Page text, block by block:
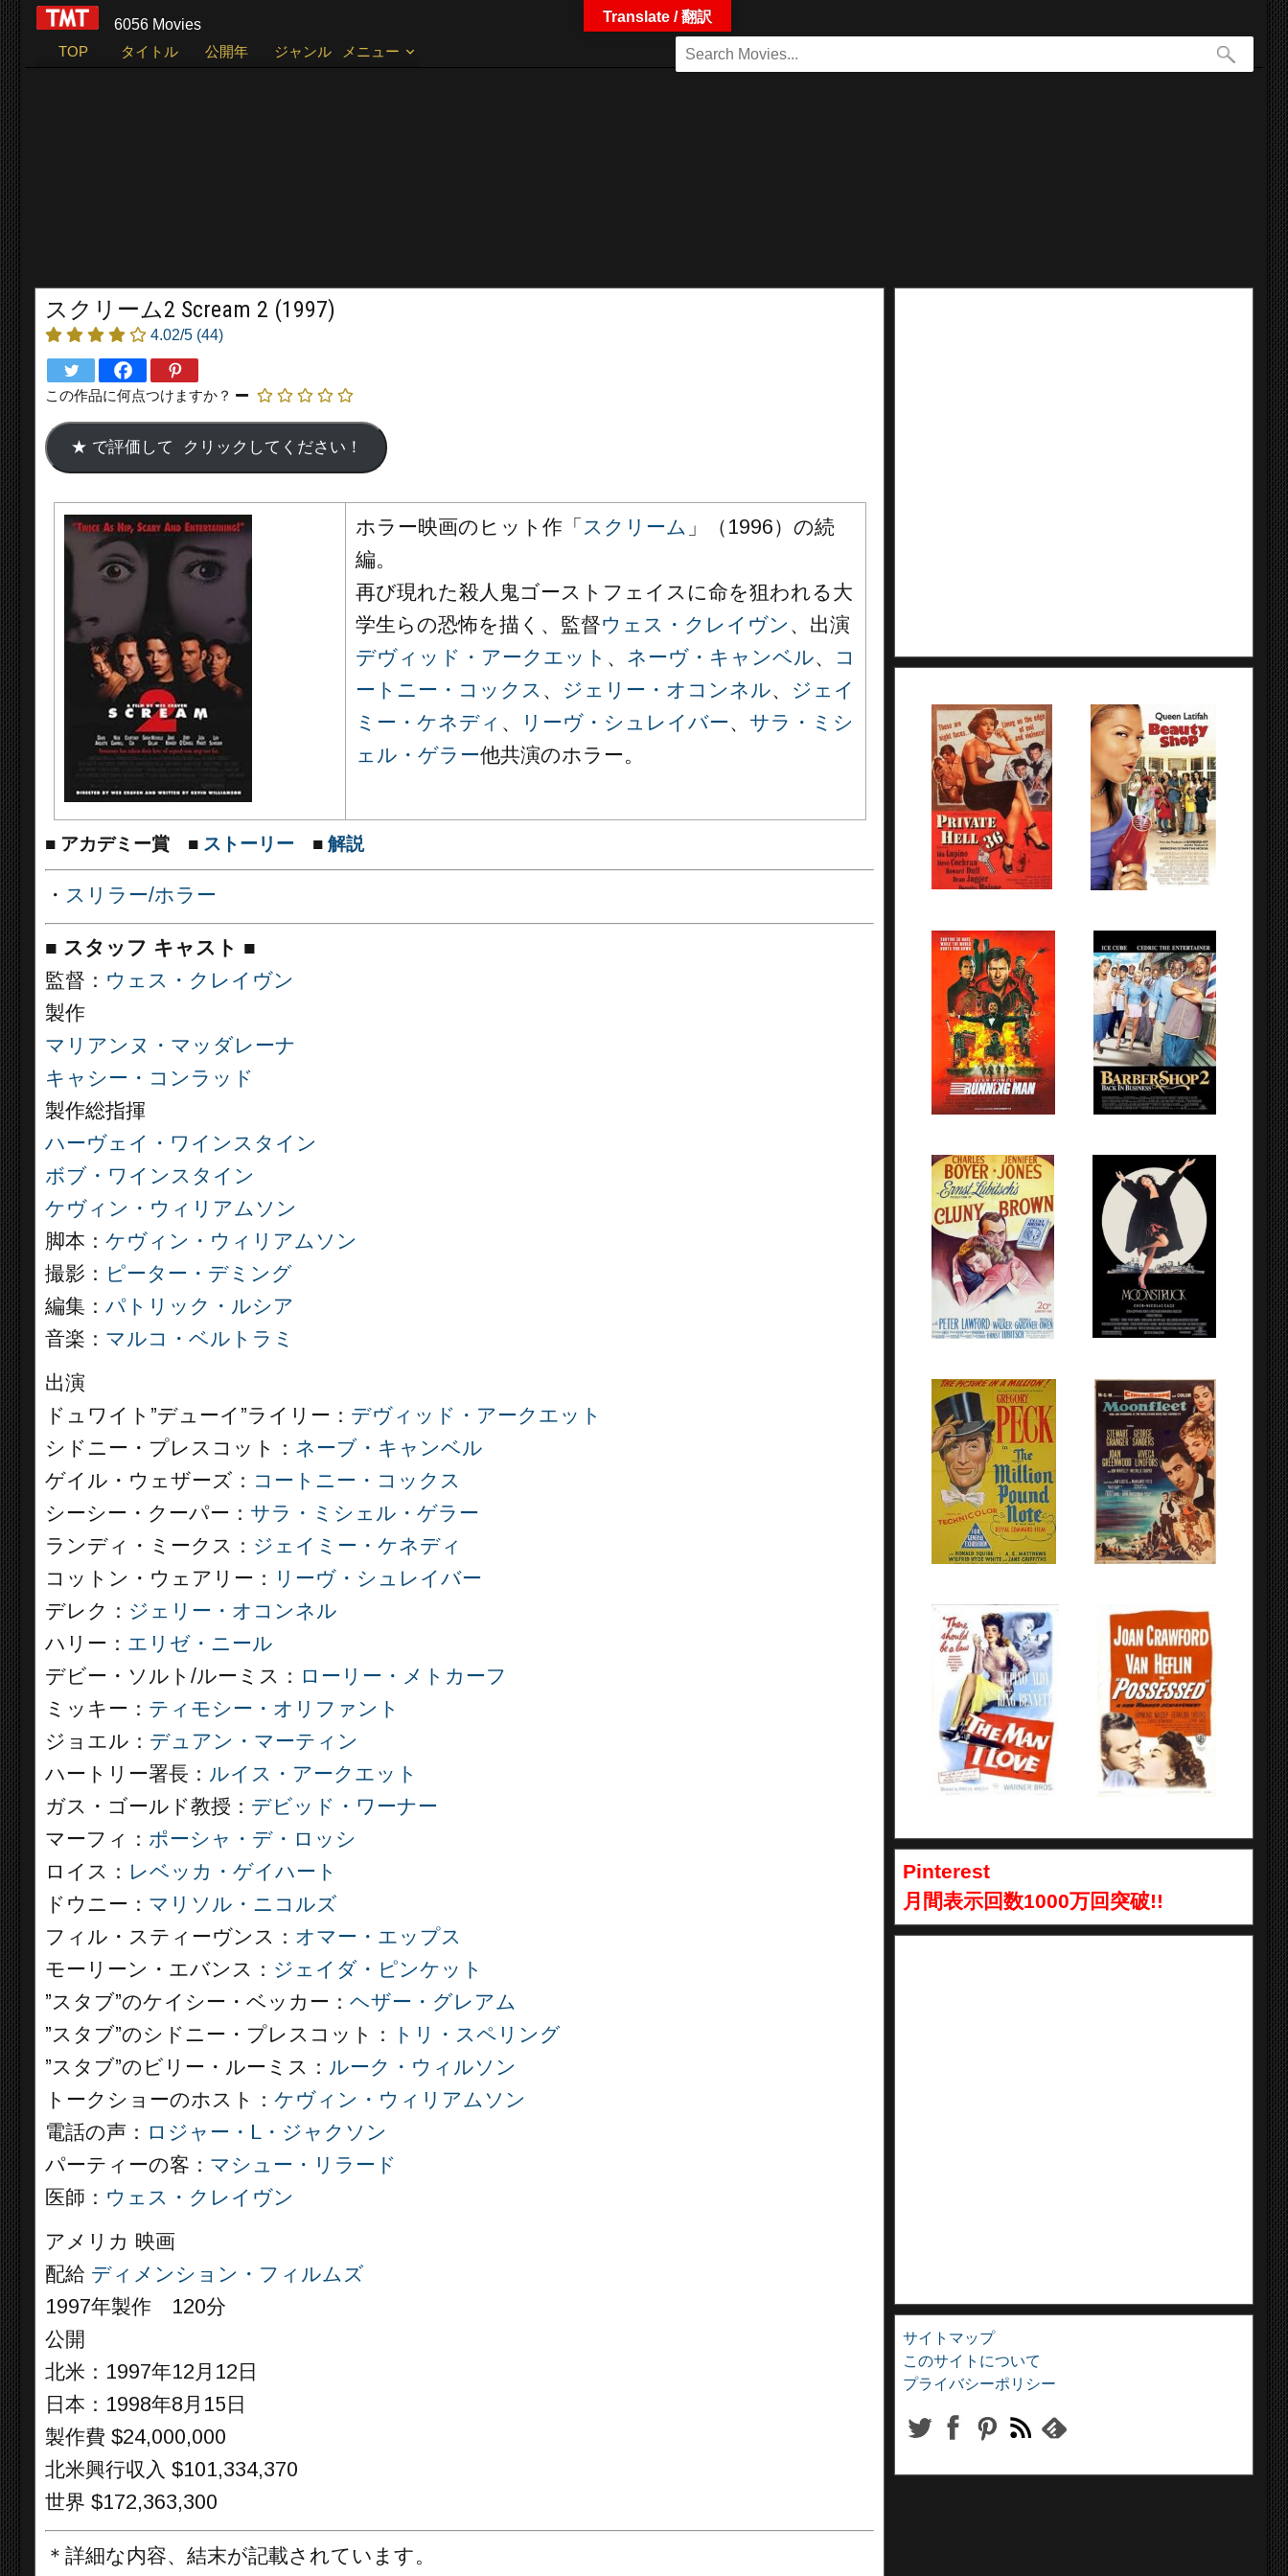
6056 Movies
TOP
タイトル 公開年 ジャンル メニュー
スクリーム2 Scream 2 (1997)
4.02/5 (44)
この作品に何点つけますか？
ホラー映画のヒット作「 スクリーム 」（1996）の続
編。
再び現れた殺人鬼ゴーストフェイスに命を狙われる大
学生らの恐怖を描く、監督ウェス・クレイヴン 、出演
デヴィッド・アークエット 、 ネーヴ・キャンベル、
コ
ートニー・コックス 、 ジェリー・オコンネル、 ジェイ
ミー・ケネディ 、 リーヴ・シュレイバー、 サラ・ミシ
ェル・ゲラー他共演のホラー。
■ アカデミー賞 ■ ストーリー ■ 解説
・ スリラー/ホラー
■ スタッフ キャスト ■
監督： ウェス・クレイヴン
製作
マリアンヌ・マッダレーナ
キャシー・コンラッド
製作総指揮
ハーヴェイ・ワインスタイン
ボブ・ワインスタイン
ケヴィン・ウィリアムソン
脚本： ケヴィン・ウィリアムソン
撮影： ピーター・デミング
編集： パトリック・ルシア
音楽： マルコ・ベルトラミ
出演
ドュワイト”デューイ”ライリー： デヴィッド・アークエット
シドニー・プレスコット： ネーブ・キャンベル
ゲイル・ウェザーズ： コートニー・コックス
シーシー・クーパー： サラ・ミシェル・ゲラー
ランディ・ミークス： ジェイミー・ケネディ
コットン・ウェアリー： リーヴ・シュレイバー
デレク： ジェリー・オコンネル
ハリー： エリゼ・ニール
デビー・ソルト/ルーミス： ローリー・メトカーフ
ミッキー： ティモシー・オリファント
ジョエル： デュアン・マーティン
ハートリー署長： ルイス・アークエット
ガス・ゴールド教授： デビッド・ワーナー
マーフィ： ポーシャ・デ・ロッシ
ロイス： レベッカ・ゲイハート
ドウニー： マリソル・ニコルズ
フィル・スティーヴンス： オマー・エップス
モーリーン・エバンス： ジェイダ・ピンケット
”スタブ”のケイシー・ベッカー： ヘザー・グレアム
”スタブ”のシドニー・プレスコット：
トリ・スペリング
”スタブ”のビリー・ルーミス： ルーク・ウィルソン
トークショーのホスト： ケヴィン・ウィリアムソン
電話の声： ロジャー・L・ジャクソン
パーティーの客： マシュー・リラード
医師： ウェス・クレイヴン
アメリカ 映画
配給 ディメンション・フィルムズ
1997年製作 120分
公開
北米：1997年12月12日
日本：1998年8月15日
製作費 $24,000,000
北米興行収入 $101,334,370
世界 $172,363,300
＊詳細な内容、結末が記載されています。
Pinterest
月間表示回数1000万回突破!!
サイトマップ
このサイトについて
プライバシーポリシー
Translate / 翻訳